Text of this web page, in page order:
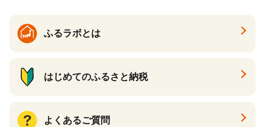
ふるラボとは
はじめてのふるさと納税
よくあるご質問